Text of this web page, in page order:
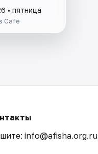
• пятница
Cafe
info@afisha.org.ru